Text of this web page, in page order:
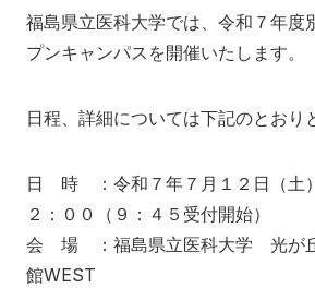
センター・施設
学内向け医療施設
広報活動
国際交流
校歌・逍遥歌
看護学部
震災・放射線関連論文・著作集
産学連携・寄附講座
研究情報公開
附属病院
地域貢献
ふくしま国際医療科学センター
ふくしま子ども・女性医療支援セ
県民健康調査 HP
ふたば救急総合医療支援センター
公開講座
入試情報
入試情報
医学部
看護学部
保健科学部
別科助産学専攻
対象者別
アクセス 寄附 English
福島県立医科大学では、令和７年度
プンキャンパスを開催いたします。
日程、詳細については下記のとおり
日 時 ：令和７年７月１２日（土
２：００（９：４５受付開始）
会 場 ：福島県立医科大学 光が
館WEST